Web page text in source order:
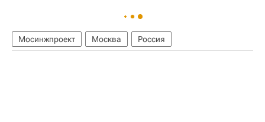
Мосинжпроект Москва Россия